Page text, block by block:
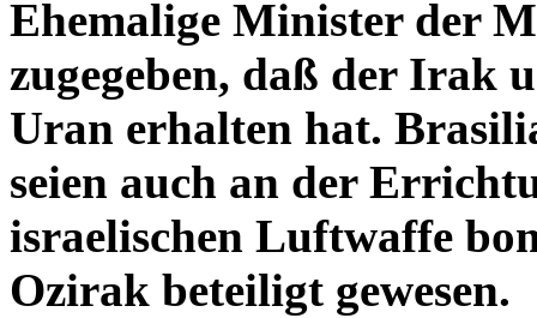
Ehemalige Minister der
zugegeben, daß der Irak
Uran erhalten hat.
seien auch an der
israelischen Luftwaffe
Ozirak beteiligt gewesen.